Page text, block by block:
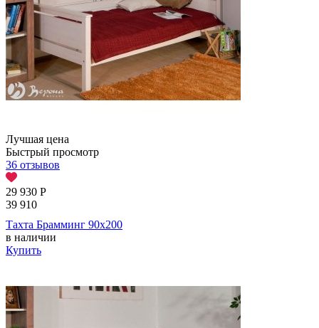
Лучшая цена
Быстрый просмотр
36 отзывов
29 930 Р
39 910
Тахта Брамминг 90х200
в наличии
Купить